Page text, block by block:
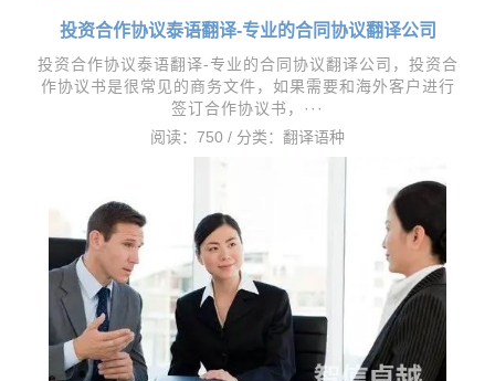
投资合作协议泰语翻译-专业的合同协议翻译公司
投资合作协议泰语翻译-专业的合同协议翻译公司，​投资合
作协议书是很常见的商务文件，如果需要和海外客户进行
签订合作协议书，···
阅读：750 / 分类： 翻译语种